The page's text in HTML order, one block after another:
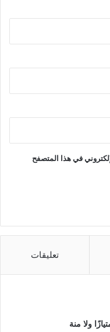
في هذا المتصفح
تعليقات
ولا منة